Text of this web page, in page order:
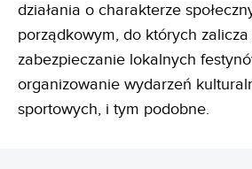
działania o charakterze
porządkowym, do których zalicza
zabezpieczanie lokalnych
organizowanie wydarzeń
sportowych, i tym podobne.